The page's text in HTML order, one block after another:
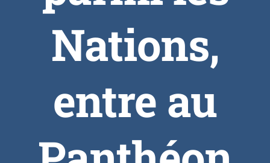
Nations,
entre au